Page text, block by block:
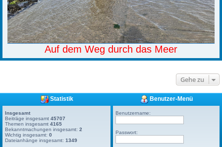
Auf dem Weg durch das Meer
Gehe zu
Statistik
Insgesamt
Beiträge insgesamt 45707
Themen insgesamt 4165
Bekanntmachungen insgesamt: 2
Wichtig insgesamt: 0
Dateianhänge insgesamt: 1349
Benutzer-Menü
Benutzername:
Passwort: